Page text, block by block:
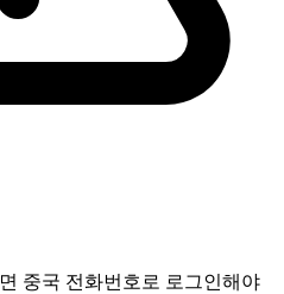
중국 전화번호로 로그인해야